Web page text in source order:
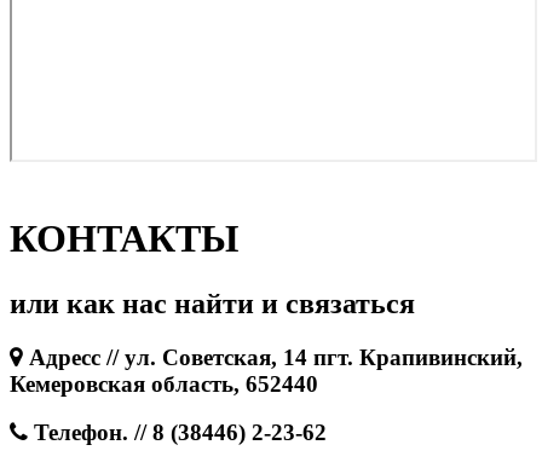
КОНТАКТЫ
или как нас найти и связаться
Адресс // ул. Советская, 14 пгт. Крапивинский,
Кемеровская область, 652440
Телефон. // 8 (38446) 2-23-62